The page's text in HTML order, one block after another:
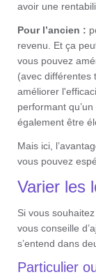
avoir une
Pour l’ancien :
revenu. Et ça
vous pouvez
(avec différentes
améliorer
performant
également être
Mais ici,
vous pouvez
Varier les
Si vous
vous conseille
s’entend dans
Particulier